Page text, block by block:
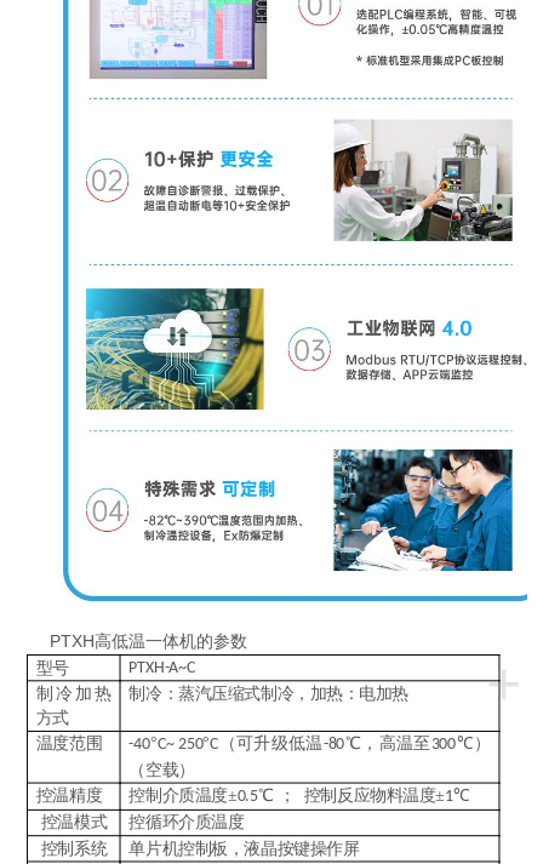
PTXH高低温一体机的参数
+
型号
PTXH-A~C
制冷加热
方式
制冷：蒸汽压缩式制冷，加热：电加热
温度范围 -40°C~ 250°C （可升级低温-80℃，高温至 300℃）
（空载）
控温精度
控制介质温度±0.5℃ ； 控制反应物料温度±1℃
控温模式 控循环介质温度
控制系统
单片机控制板，液晶按键操作屏